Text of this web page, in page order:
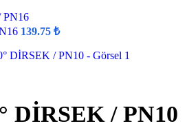
139.75 ₺
DİRSEK / PN10